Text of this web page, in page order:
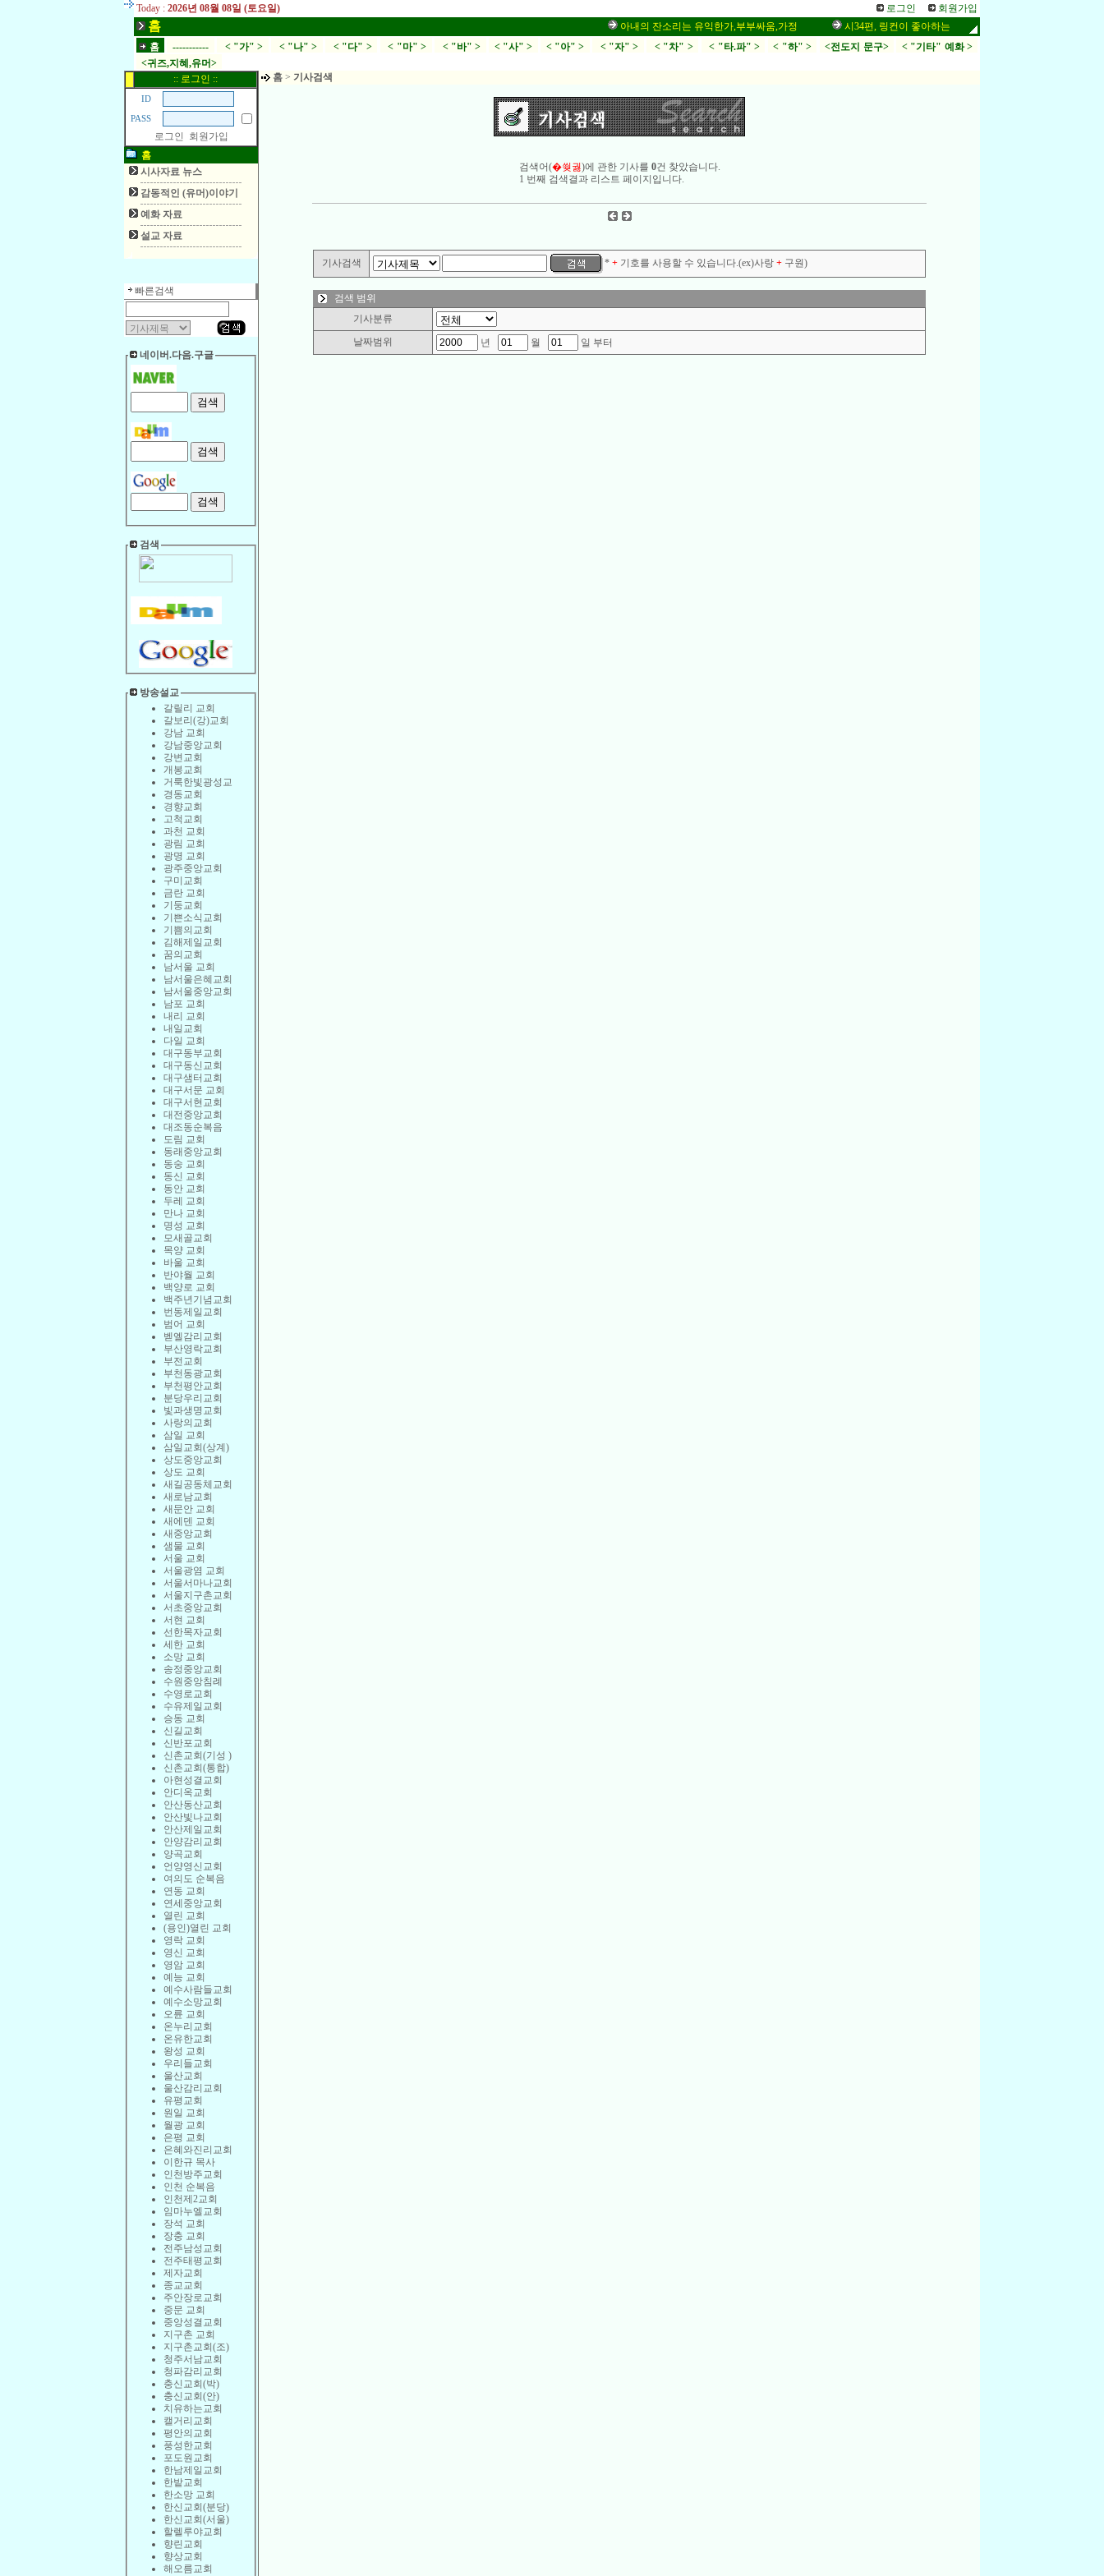
Today : 2026년 08월 08일 (토요일) 로그인 회원가입
홈 아내의 잔소리는 유익한가,부부싸움,가정 시34편, 링컨이 좋아하는 말씀,응답,두려움
홈
----------- < "가" > < "나" > < "다" > < "마" > < "바" > < "사" > < "아" > < "자" > < "차" > < "타.파" > < "하" > <전도지 문구>
< "기타" 예화 >
<귀즈,지혜,유머>
:: 로그인 ::
ID
PASS
로그인
회원가입
홈
시사자료 뉴스
감동적인 (유머)이야기
예화 자료
설교 자료
빠른검색
네이버.다음.구글
검색
방송설교
갈릴리 교회
갈보리(강)교회
강남 교회
강남중앙교회
강변교회
개봉교회
거룩한빛광성교
경동교회
경향교회
고척교회
과천 교회
광림 교회
광명 교회
광주중앙교회
구미교회
금란 교회
기둥교회
기쁜소식교회
기쁨의교회
김해제일교회
꿈의교회
남서울 교회
남서울은혜교회
남서울중앙교회
남포 교회
내리 교회
내일교회
다일 교회
대구동부교회
대구동신교회
대구샘터교회
대구서문 교회
대구서현교회
대전중앙교회
대조동순복음
도림 교회
동래중앙교회
동숭 교회
동신 교회
동안 교회
두레 교회
만나 교회
명성 교회
모새골교회
목양 교회
바울 교회
반야월 교회
백양로 교회
백주년기념교회
번동제일교회
범어 교회
벧엘감리교회
부산영락교회
부전교회
부천동광교회
부천평안교회
분당우리교회
빛과생명교회
사랑의교회
삼일 교회
삼일교회(상계)
상도중앙교회
상도 교회
새길공동체교회
새로남교회
새문안 교회
새에덴 교회
새중앙교회
샘물 교회
서울 교회
서울광염 교회
서울서마나교회
서울지구촌교회
서초중앙교회
서현 교회
선한목자교회
세한 교회
소망 교회
송정중앙교회
수원중앙침례
수영로교회
수유제일교회
승동 교회
신길교회
신반포교회
신촌교회(기성 )
신촌교회(통합)
아현성결교회
안디옥교회
안산동산교회
안산빛나교회
안산제일교회
안양감리교회
양곡교회
언양영신교회
여의도 순복음
연동 교회
연세중앙교회
열린 교회
(용인)열린 교회
영락 교회
영신 교회
영암 교회
예능 교회
예수사람들교회
예수소망교회
오륜 교회
온누리교회
온유한교회
왕성 교회
우리들교회
울산교회
울산감리교회
유평교회
원일 교회
월광 교회
은평 교회
은혜와진리교회
이한규 목사
인천방주교회
인천 순복음
인천제2교회
임마누엘교회
장석 교회
장충 교회
전주남성교회
전주태평교회
제자교회
종교교회
주안장로교회
중문 교회
중앙성결교회
지구촌 교회
지구촌교회(조)
청주서남교회
청파감리교회
충신교회(박)
충신교회(안)
치유하는교회
캘거리교회
평안의교회
풍성한교회
포도원교회
한남제일교회
한밭교회
한소망 교회
한신교회(분당)
한신교회(서울)
할렐루야교회
향린교회
향상교회
해오름교회
홈 > 기사검색
검색어(�쒖궗)에 관한 기사를 0건 찾았습니다.
1 번째 검색결과 리스트 페이지입니다.
기사검색 * + 기호를 사용할 수 있습니다.(ex)사랑 + 구원)
검색 범위
기사분류
날짜범위
년 월 일 부터